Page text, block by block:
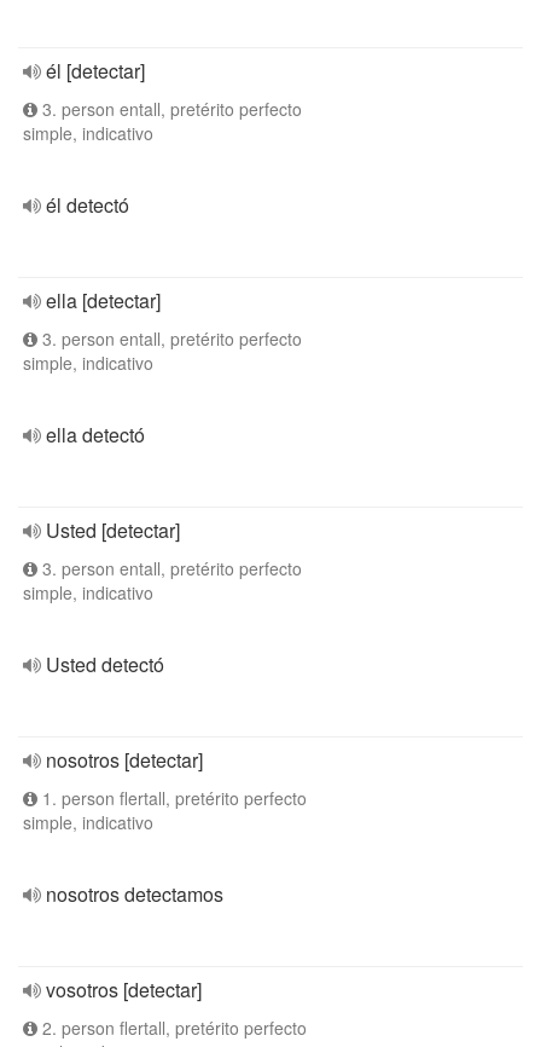
él [detectar]
3. person entall, pretérito perfecto
simple, indicativo
él detectó
ella [detectar]
3. person entall, pretérito perfecto
simple, indicativo
ella detectó
Usted [detectar]
3. person entall, pretérito perfecto
simple, indicativo
Usted detectó
nosotros [detectar]
1. person flertall, pretérito perfecto
simple, indicativo
nosotros detectamos
vosotros [detectar]
2. person flertall, pretérito perfecto